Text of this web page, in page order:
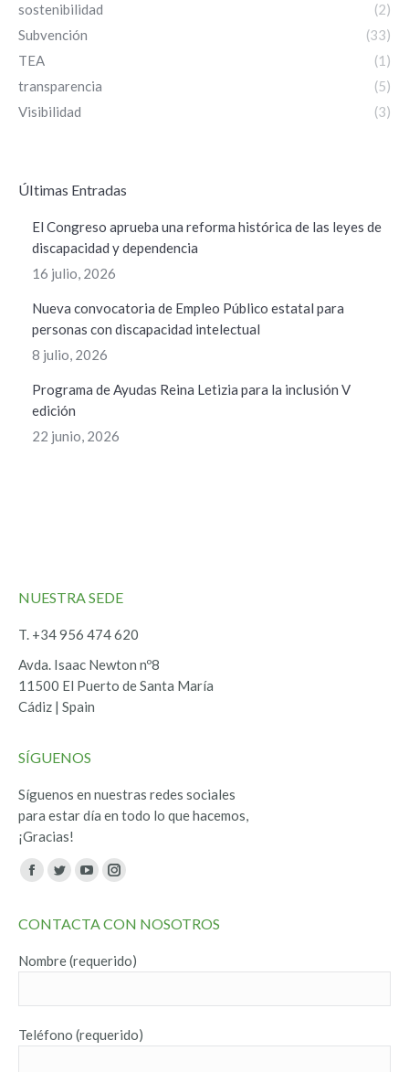
sostenibilidad
(2)
Subvención
(33)
TEA
(1)
transparencia
(5)
Visibilidad
(3)
ÚItimas Entradas
El Congreso aprueba una reforma histórica de las leyes de
discapacidad y dependencia
16 julio, 2026
Nueva convocatoria de Empleo Público estatal para
personas con discapacidad intelectual
8 julio, 2026
Programa de Ayudas Reina Letizia para la inclusión V
edición
22 junio, 2026
NUESTRA SEDE
T. +34 956 474 620
Avda. Isaac Newton nº8
11500 El Puerto de Santa María
Cádiz | Spain
SÍGUENOS
Síguenos en nuestras redes sociales
para estar día en todo lo que hacemos,
¡Gracias!
Encuéntranos en:
Facebook
opens
new
Twitter
opens
new
YouTube
opens
new
Instagram
opens
new
CONTACTA CON NOSOTROS
Nombre (requerido)
Teléfono (requerido)